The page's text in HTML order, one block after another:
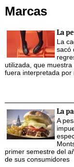
Marcas
La
La
sacó
utilizada, que
fuera interpretada por
La
A
primer semestre del
de sus consumidores